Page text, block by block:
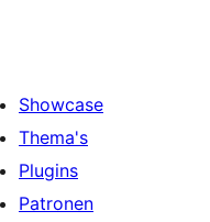
Showcase
Thema's
Plugins
Patronen